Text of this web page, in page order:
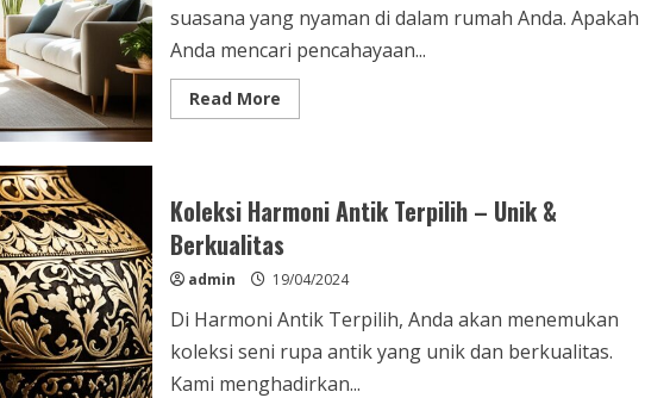
suasana yang nyaman di dalam rumah Anda. Apakah
Anda mencari pencahayaan...
Read MoreRead
more
Natural
untuk
Anda
Koleksi Harmoni Antik Terpilih – Unik &
Berkualitas
admin 19/04/2024
Di Harmoni Antik Terpilih, Anda akan menemukan
koleksi seni rupa antik yang unik dan berkualitas.
Kami menghadirkan...